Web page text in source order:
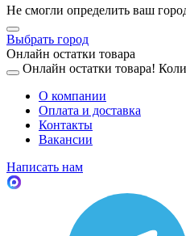
Не смогли определить ваш
Выбрать город
Онлайн остатки товара
Онлайн остатки товара!
О компании
Оплата и доставка
Контакты
Вакансии
Написать нам